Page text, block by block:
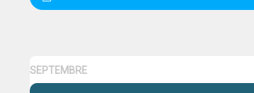
SEPTEMBRE